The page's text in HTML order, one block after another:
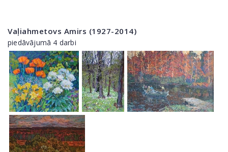
Vaļiahmetovs Amirs (1927-2014)
piedāvājumā 4 darbi